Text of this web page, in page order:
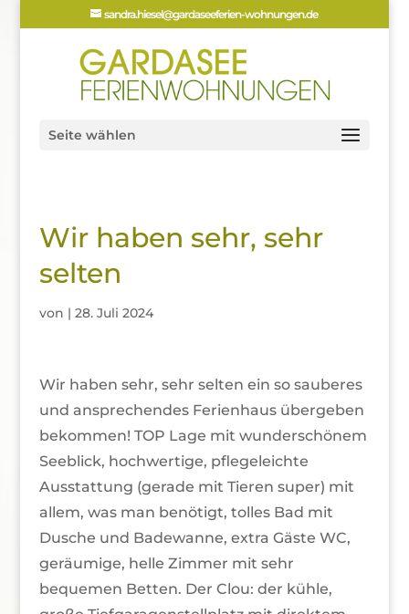
sandra.hiesel@gardaseeferien-wohnungen.de
Seite wählen
Wir haben sehr, sehr
selten
von | 28. Juli 2024
Wir haben sehr, sehr selten ein so sauberes
und ansprechendes Ferienhaus übergeben
bekommen! TOP Lage mit wunderschönem
Seeblick, hochwertige, pflegeleichte
Ausstattung (gerade mit Tieren super) mit
allem, was man benötigt, tolles Bad mit
Dusche und Badewanne, extra Gäste WC,
geräumige, helle Zimmer mit sehr
bequemen Betten. Der Clou: der kühle,